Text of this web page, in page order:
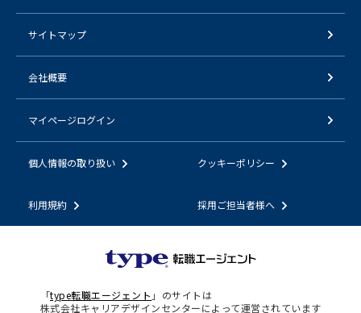
サイトマップ
会社概要
マイページログイン
個人情報の取り扱い クッキーポリシー
利用規約 採用ご担当者様へ
「type転職エージェント 」のサイトは
株式会社キャリアデザインセンターによって運営されています